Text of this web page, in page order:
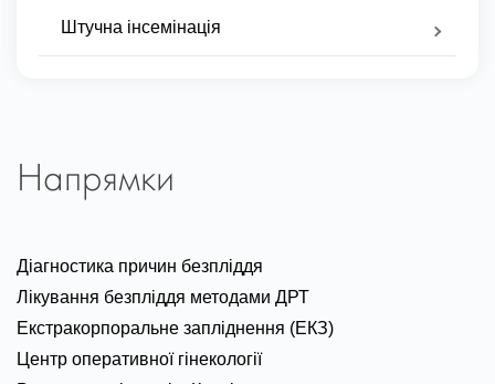
Штучна інсемінація
Напрямки
Діагностика причин безпліддя
Лікування безпліддя методами ДРТ
Екстракорпоральне запліднення (ЕКЗ)
Центр оперативної гінекології